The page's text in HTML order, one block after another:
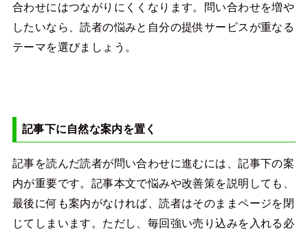
合わせにはつながりにくくなります。問い合わせを増や
したいなら、読者の悩みと自分の提供サービスが重なる
テーマを選びましょう。
記事下に自然な案内を置く
記事を読んだ読者が問い合わせに進むには、記事下の案
内が重要です。記事本文で悩みや改善策を説明しても、
最後に何も案内がなければ、読者はそのままページを閉
じてしまいます。ただし、毎回強い売り込みを入れる必